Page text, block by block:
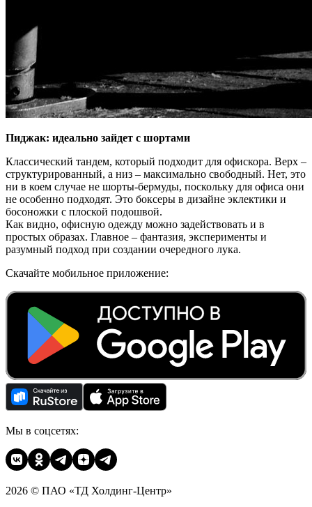
Пиджак: идеально зайдет с шортами
Классический тандем, который подходит для офискора. Верх –
структурированный, а низ – максимально свободный. Нет, это
ни в коем случае не шорты-бермуды, поскольку для офиса они
не особенно подходят. Это боксеры в дизайне эклектики и
босоножки с плоской подошвой.
Как видно, офисную одежду можно задействовать и в
простых образах. Главное – фантазия, эксперименты и
разумный подход при создании очередного лука.
Скачайте мобильное приложение:
Мы в соцсетях:
2026 © ПАО «ТД Холдинг-Центр»